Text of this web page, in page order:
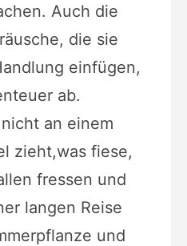
Auch die
die sie
einfügen,
ab.
an einem
zieht,was fiese,
fressen und
langen Reise
und